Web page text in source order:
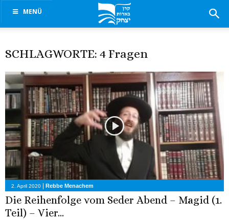
MENÜ
SCHLAGWORTE: 4 Fragen
2. April 2020 Rebbe Menachem
Die Reihenfolge vom Seder Abend – Magid (1.
Teil) – Vier...